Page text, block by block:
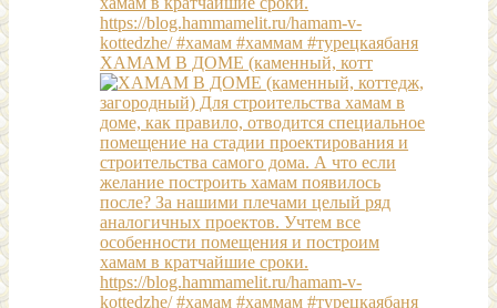
ХАМАМ В ДОМЕ (каменный, котт